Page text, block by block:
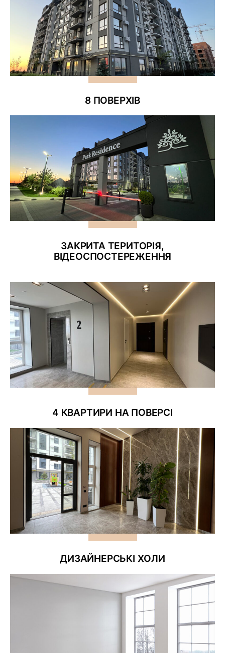
8 ПОВЕРХІВ
ЗАКРИТА ТЕРИТОРІЯ,
ВІДЕОСПОСТЕРЕЖЕННЯ
4 КВАРТИРИ НА ПОВЕРСІ
ДИЗАЙНЕРСЬКІ ХОЛИ